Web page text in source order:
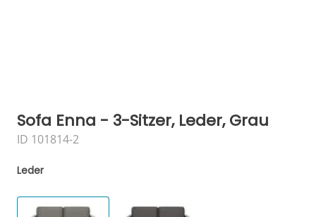
Sofa Enna - 3-Sitzer, Leder, Grau
ID 101814-2
Leder